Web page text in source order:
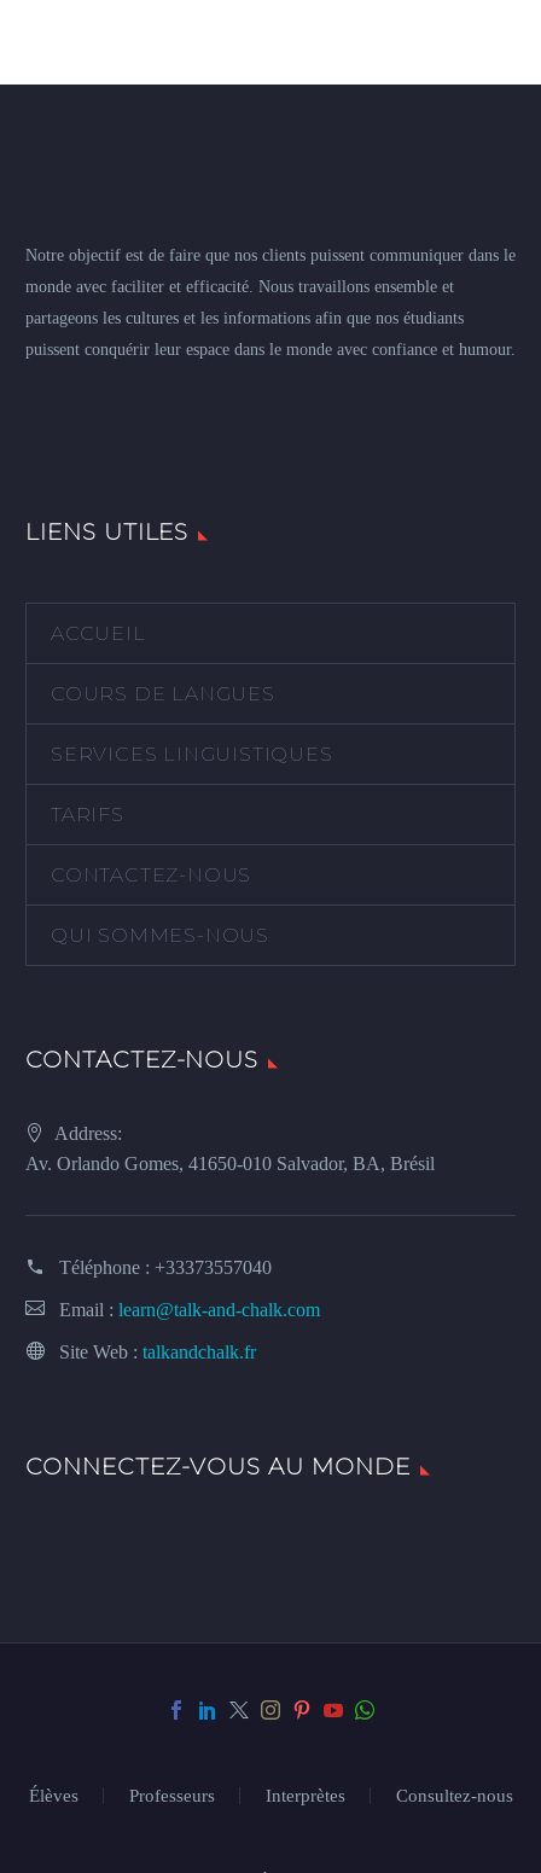
Notre objectif est de faire que nos clients puissent communiquer dans le
monde avec faciliter et efficacité. Nous travaillons ensemble et
partageons les cultures et les informations afin que nos étudiants
puissent conquérir leur espace dans le monde avec confiance et humour.
LIENS UTILES
ACCUEIL
COURS DE LANGUES
SERVICES LINGUISTIQUES
TARIFS
CONTACTEZ-NOUS
QUI SOMMES-NOUS
CONTACTEZ-NOUS
Address:
Av. Orlando Gomes, 41650-010 Salvador, BA, Brésil
Téléphone : +33373557040
Email : learn@talk-and-chalk.com
Site Web : talkandchalk.fr
CONNECTEZ-VOUS AU MONDE
Élèves Professeurs Interprètes Consultez-nous